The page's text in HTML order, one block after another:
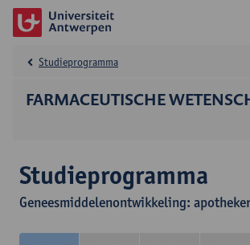
FARMACEUTISCHE
Studieprogramma
Studieprogramma
Geneesmiddelenontwikkeling: apotheker